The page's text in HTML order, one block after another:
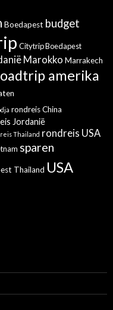
Boedapest budget
Citytrip Boedapest
Marokko Marrakech
amerika
rondreis China
Jordanië
Thailand rondreis USA
sparen
Thailand USA